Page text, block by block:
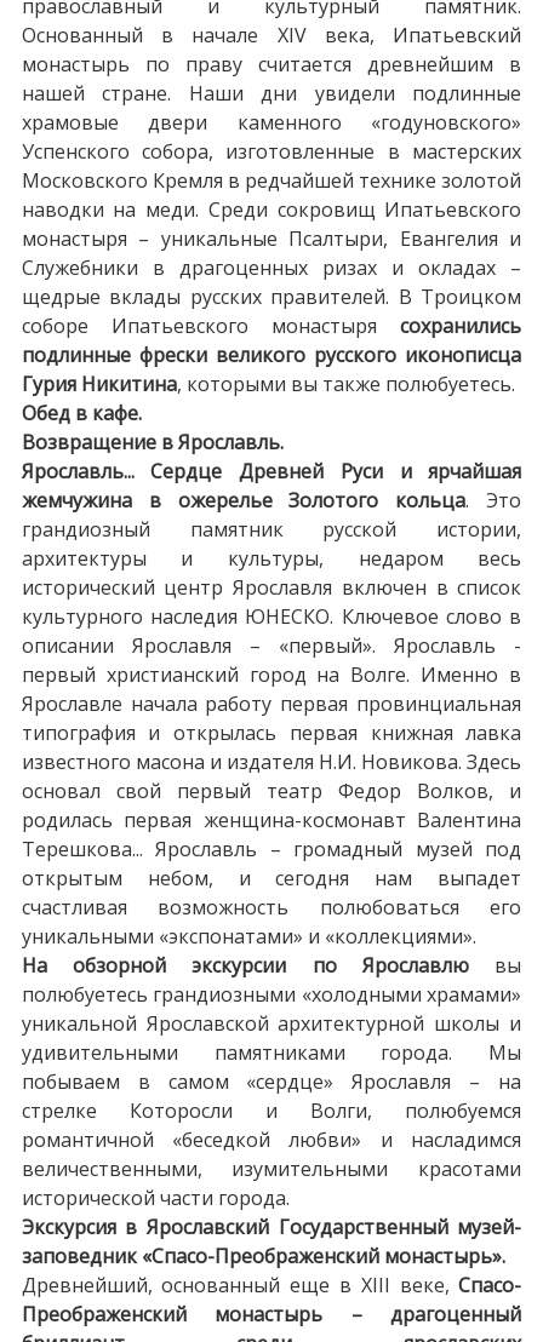
православный и культурный памятник.
Основанный в начале XIV века, Ипатьевский
монастырь по праву считается древнейшим в
нашей стране. Наши дни увидели подлинные
храмовые двери каменного «годуновского»
Успенского собора, изготовленные в мастерских
Московского Кремля в редчайшей технике золотой
наводки на меди. Среди сокровищ Ипатьевского
монастыря – уникальные Псалтыри, Евангелия и
Служебники в драгоценных ризах и окладах –
щедрые вклады русских правителей. В Троицком
соборе Ипатьевского монастырясохранились
подлинные фрески великого русского иконописца
Гурия Никитина, которыми вы также полюбуетесь.
Обед в кафе.
Возвращение в Ярославль.
Ярославль... Сердце Древней Руси и ярчайшая
жемчужина в ожерелье Золотого кольца. Это
грандиозный памятник русской истории,
архитектуры и культуры, недаром весь
исторический центр Ярославля включен в список
культурного наследия ЮНЕСКО. Ключевое слово в
описании Ярославля – «первый». Ярославль -
первый христианский город на Волге. Именно в
Ярославле начала работу первая провинциальная
типография и открылась первая книжная лавка
известного масона и издателя Н.И. Новикова. Здесь
основал свой первый театр Федор Волков, и
родилась первая женщина-космонавт Валентина
Терешкова... Ярославль – громадный музей под
открытым небом, и сегодня нам выпадет
счастливая возможность полюбоваться его
уникальными «экспонатами» и «коллекциями».
На обзорной экскурсии по Ярославлю вы
полюбуетесь грандиозными «холодными храмами»
уникальной Ярославской архитектурной школы и
удивительными памятниками города. Мы
побываем в самом «сердце» Ярославля – на
стрелке Которосли и Волги, полюбуемся
романтичной «беседкой любви» и насладимся
величественными, изумительными красотами
исторической части города.
Экскурсия в Ярославский Государственный музей-
заповедник «Спасо-Преображенский монастырь».
Древнейший, основанный еще в XIII веке,Спасо-
Преображенский монастырь – драгоценный